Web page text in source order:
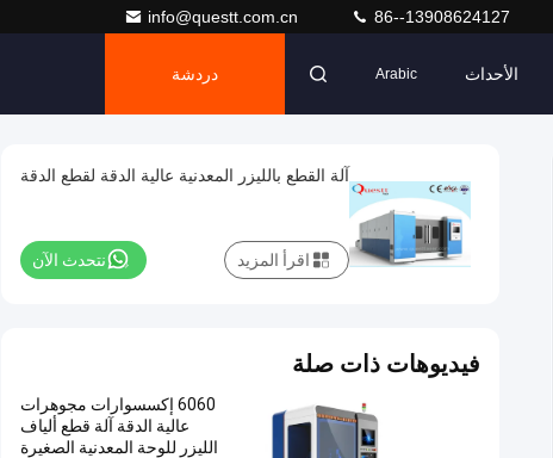
info@questt.com.cn 86--13908624127
الأحداث Arabic دردشة
آلة القطع بالليزر المعدنية عالية الدقة لقطع الدقة
نتحدث الآن اقرأ المزيد
فيديوهات ذات صلة
6060 إكسسوارات مجوهرات
عالية الدقة آلة قطع ألياف
الليزر للوحة المعدنية الصغيرة